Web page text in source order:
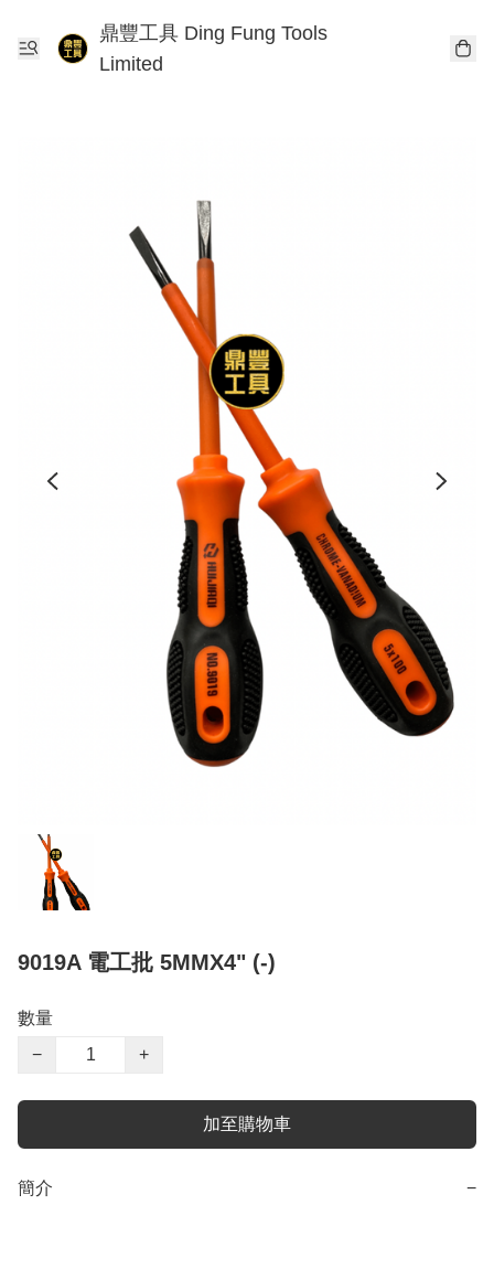
鼎豐工具 Ding Fung Tools
Limited
9019A 電工批 5MMX4" (-)
數量
−
+
加至購物車
簡介 −